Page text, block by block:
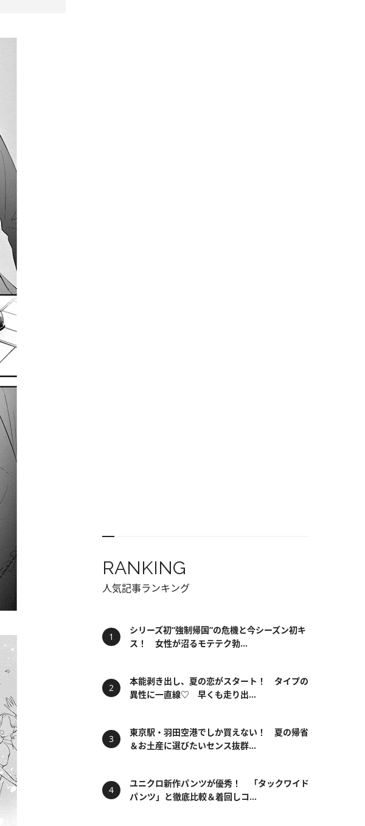
RANKING
人気記事ランキング
シリーズ初“強制帰国”の危機と今シーズン初キ
ス！ 女性が沼るモテテク勃...
本能剥き出し、夏の恋がスタート！ タイプの
異性に一直線♡ 早くも走り出...
東京駅・羽田空港でしか買えない！ 夏の帰省
＆お土産に選びたいセンス抜群...
ユニクロ新作パンツが優秀！ 「タックワイド
パンツ」と徹底比較＆着回しコ...